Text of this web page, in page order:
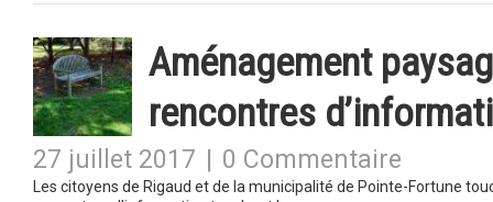
Aménagement
rencontres
27 juillet 2017 0 Commentaire
Les citoyens de Rigaud et de la municipalité de Pointe-Fortune